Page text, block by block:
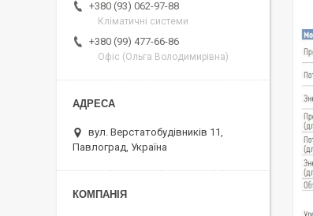
+380 (93) 062-97-88
Кліматичні системи
+380 (99) 477-66-86
Офіс (Ольга Володимирівна)
вул. Верстатобудівників 11,
Павлоград, Україна